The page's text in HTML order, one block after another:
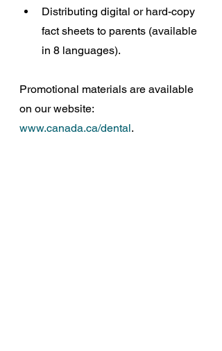
Distributing digital or hard-copy
fact sheets to parents (available
in 8 languages).
Promotional materials are available
on our website:
www.canada.ca/dental.